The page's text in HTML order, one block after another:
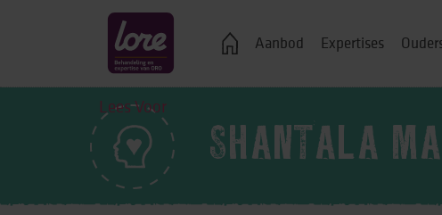
Aanbod
Ondersteuning bij jou
Expertises
Veelgestelde vragen
SHANTALA
Lees Voor